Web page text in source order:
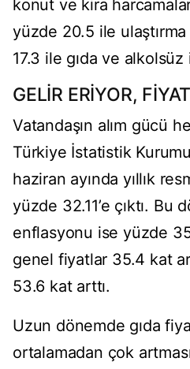
konut ve kira
yüzde 20.5 ile
17.3 ile gıda ve
GELİR ERİYOR,
Vatandaşın alım gücü
Türkiye İstatistik
haziran ayında yıllık
yüzde 32.11’e çıktı. Bu
enflasyonu ise yüzde
genel fiyatlar 35.4 kat
53.6 kat arttı.
Uzun dönemde gıda
ortalamadan çok